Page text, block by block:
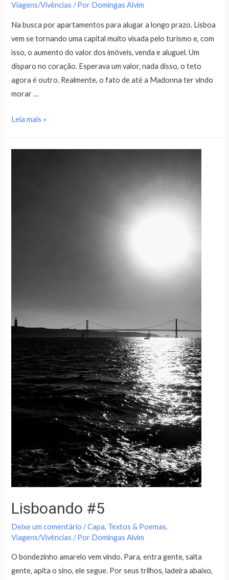
Viagens/Vivências / Por Domingas Alvim
Na busca por apartamentos para alugar a longo prazo. Lisboa
vem se tornando uma capital muito visada pelo turismo e, com
isso, o aumento do valor dos imóveis, venda e aluguel. Um
disparo no coração. Esperava um valor, nada disso, o teto
agora é outro. Realmente, o fato de até a Madonna ter vindo
morar …
Leia mais »
Lisboando #5
Deixe um comentário /Capa, Textos & Poemas,
Viagens/Vivências / Por Domingas Alvim
O bondezinho amarelo vem vindo. Para, entra gente, salta
gente, apita o sino, ele segue. Por seus trilhos, ladeira abaixo,